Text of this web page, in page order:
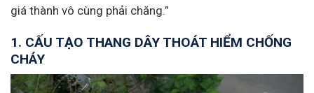
giá thành vô cùng phải chăng.”
1. CẤU TẠO THANG DÂY THOÁT HIỂM CHỐNG
CHÁY